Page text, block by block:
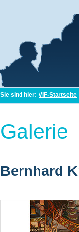
Sie sind hier: VIF-Startseite
Galerie
Bernhard